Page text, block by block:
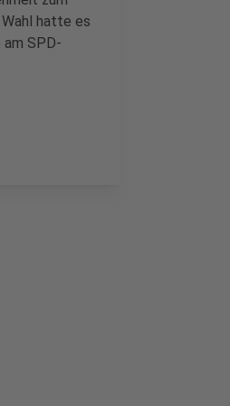
hatte es
SPD-